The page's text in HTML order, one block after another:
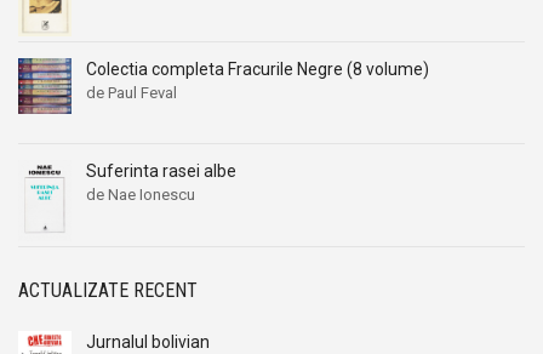
Colectia completa Fracurile Negre (8 volume)
de Paul Feval
Suferinta rasei albe
de Nae Ionescu
ACTUALIZATE RECENT
Jurnalul bolivian